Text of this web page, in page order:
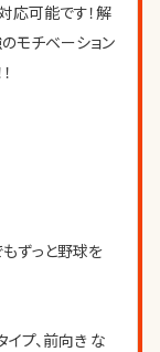
応可能です！解
モチベーション
ずっと野球を
イプ、前向き な